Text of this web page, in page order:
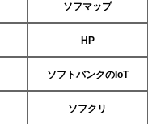
ソフマップ
HP
ソフトバンクのIoT
ソフクリ